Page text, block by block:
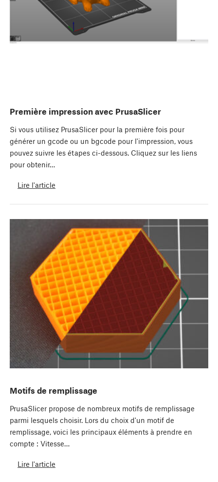
Première impression avec PrusaSlicer
Si vous utilisez PrusaSlicer pour la première fois pour
générer un gcode ou un bgcode pour l'impression, vous
pouvez suivre les étapes ci-dessous. Cliquez sur les liens
pour obtenir…
Lire l'article
Motifs de remplissage
PrusaSlicer propose de nombreux motifs de remplissage
parmi lesquels choisir. Lors du choix d'un motif de
remplissage, voici les principaux éléments à prendre en
compte : Vitesse…
Lire l'article